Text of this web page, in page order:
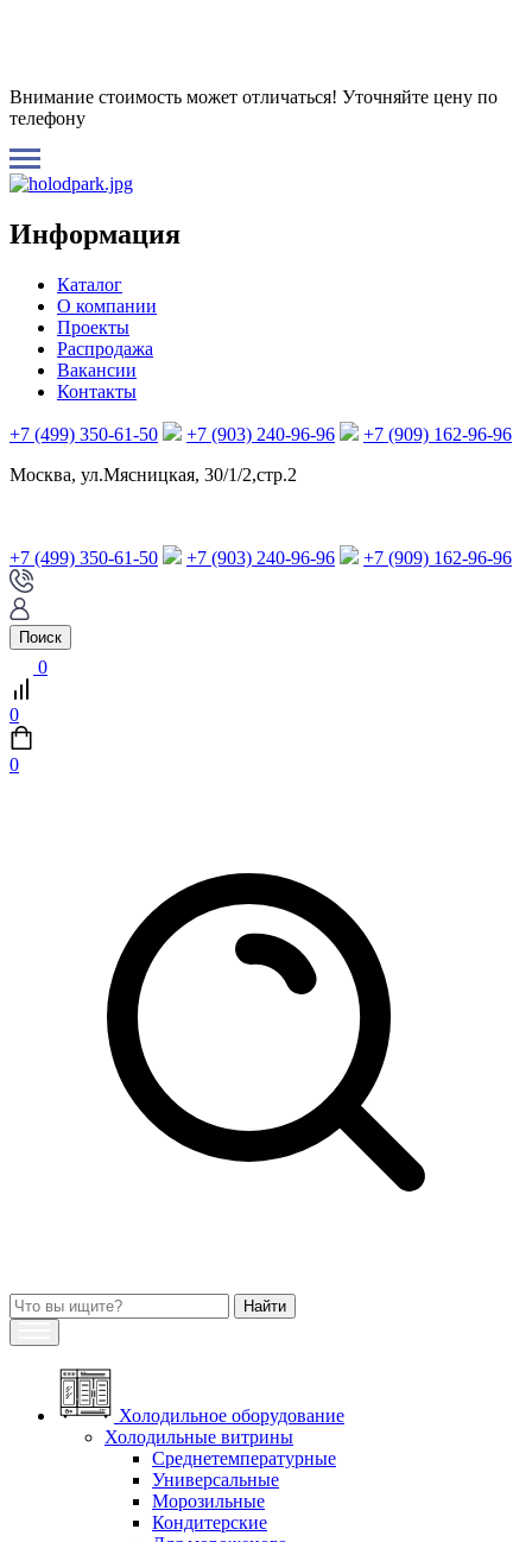
Внимание стоимость может отличаться! Уточняйте цену по
телефону
Информация
Каталог
О компании
Проекты
Распродажа
Вакансии
Контакты
+7 (499) 350-61-50 +7 (903) 240-96-96
+7 (909) 162-96-96
Москва, ул.Мясницкая, 30/1/2,стр.2
+7 (499) 350-61-50 +7 (903) 240-96-96 +7 (909) 162-96-96
Поиск
0
0
0
Холодильное оборудование
Холодильные витрины
Среднетемпературные
Универсальные
Морозильные
Кондитерские